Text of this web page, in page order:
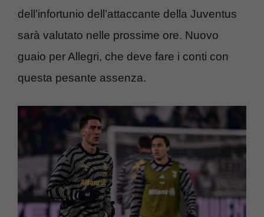
dell’infortunio dell’attaccante della Juventus
sarà valutato nelle prossime ore. Nuovo
guaio per Allegri, che deve fare i conti con
questa pesante assenza.